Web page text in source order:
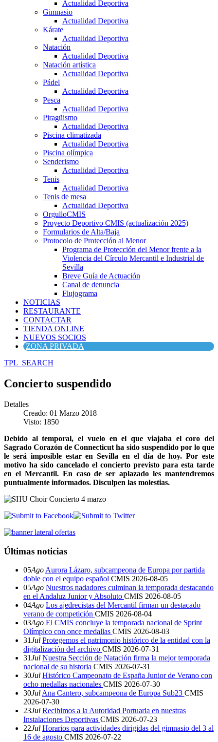
Actualidad Deportiva
Gimnasio
Actualidad Deportiva
Kárate
Actualidad Deportiva
Natación
Actualidad Deportiva
Natación artística
Actualidad Deportiva
Pádel
Actualidad Deportiva
Pesca
Actualidad Deportiva
Piragüismo
Actualidad Deportiva
Piscina climatizada
Actualidad Deportiva
Piscina olímpica
Senderismo
Actualidad Deportiva
Tenis
Actualidad Deportiva
Tenis de mesa
Actualidad Deportiva
OrgulloCMIS
Proyecto Deportivo CMIS (actualización 2025)
Formularios de Alta/Baja
Protocolo de Protección al Menor
Programa de Protección del Menor frente a la
Violencia del Círculo Mercantil e Industrial de
Sevilla
Breve Guía de Actuación
Canal de denuncia
Flujograma
NOTICIAS
RESTAURANTE
CONTACTAR
TIENDA ONLINE
NUEVOS SOCIOS
ZONA PRIVADA
TPL_SEARCH
Concierto suspendido
Detalles
Creado: 01 Marzo 2018
Visto: 1850
Debido al temporal, el vuelo en el que viajaba el coro del
Sagrado Corazón de Connecticut ha sido suspendido por lo que
le será imposible estar en Sevilla en el día de hoy. Por este
motivo ha sido cancelado el concierto previsto para esta tarde
en el Mercantil. En caso de ser aplazado les mantendremos
puntualmente informados. Disculpen las molestias.
Últimas noticias
05Ago Aurora Lázaro, subcampeona de Europa por partida
doble con el equipo español CMIS 2026-08-05
05Ago Nuestros nadadores culminan la temporada destacando
en el Andaluz Junior y Absoluto CMIS 2026-08-05
04Ago Los ajedrecistas del Mercantil firman un destacado
verano de competición CMIS 2026-08-04
03Ago El CMIS concluye la temporada nacional de Sprint
Olímpico con once medallas CMIS 2026-08-03
31Jul Protegemos el patrimonio histórico de la entidad con la
digitalización del archivo CMIS 2026-07-31
31Jul Nuestra Sección de Natación firma la mejor temporada
nacional de su historia CMIS 2026-07-31
30Jul Histórico Campeonato de España Junior de Verano con
ocho medallas nacionales CMIS 2026-07-30
30Jul Ana Cantero, subcampeona de Europa Sub23 CMIS
2026-07-30
23Jul Recibimos a la Autoridad Portuaria en nuestras
Instalaciones Deportivas CMIS 2026-07-23
22Jul Horarios para actividades dirigidas del gimnasio del 3 al
16 de agosto CMIS 2026-07-22